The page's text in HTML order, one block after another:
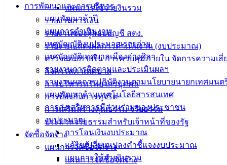
แผนการใช้จ่ายงินรวม
รายงานการเงิน
รายงานของผู้สอบบัญชี สตง.
รายงานแสดงผลการดำเนินงาน (งบประมาณ)
ตรวจสอบภายใน การควบคุมภายใน จัดการความเสี่
กิจการสภาเทศบาล
การบริหารทรัพยากรบุคคล
การป้องกันการทุจริต
การเสริมสร้างคุณธรรม จริยธรรม
ประมวลจริยธรรมสำหรับเจ้าหน้าที่ของรัฐ
จัดซื้อจัดจ้าง
แผนการจัดซื้อจัดจ้าง
แผนการจัดซื้อจัดจ้าง
การพัฒนาและการบริหาร
แผนพัฒนาห้าปี
แผนการดำเนินงาน
เทศบัญญัติงบประมาณรายจ่าย
เทศบัญญัติเทศบาลเมืองอ่างศิลา
รายงานการติดตามและประเมินผลฯ
รายงานผลการปฏิบัติงานตามนโยบายนายกเทศมนต
แผนพัฒนาด้านเทคโนโลยีสารสนเทศ
การส่งเสริมการมีส่วนร่วมของประชาชน
งบประมาณ
การโอนเงินงบประมาณ
แก้ไขเปลี่ยนแปลงคำชี้แจงงบประมาณ
แผนการใช้จ่ายงินรวม
038-
142-100-104
บริการ
ประชาชน
ดาวน์โหลด
แบบ
ฟอร์ม,
เอกสาร
คู่มือ